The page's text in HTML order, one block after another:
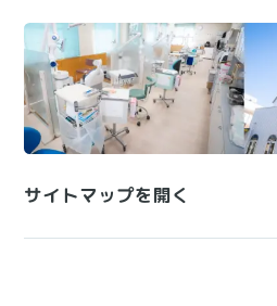
サイトマップを開く